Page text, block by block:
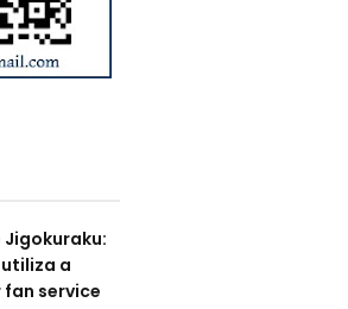
Jigokuraku:
a
fan service